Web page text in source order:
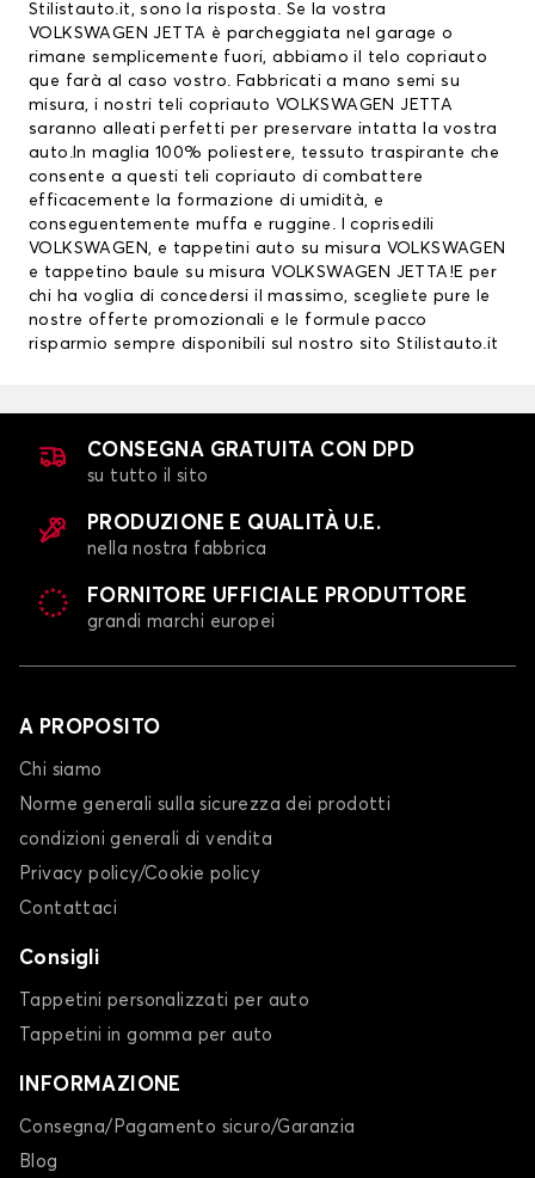
Stilistauto.it, sono la risposta. Se la vostra
VOLKSWAGEN JETTA è parcheggiata nel garage o
rimane semplicemente fuori, abbiamo il telo copriauto
que farà al caso vostro. Fabbricati a mano semi su
misura, i nostri teli copriauto VOLKSWAGEN JETTA
saranno alleati perfetti per preservare intatta la vostra
auto.In maglia 100% poliestere, tessuto traspirante che
consente a questi teli copriauto di combattere
efficacemente la formazione di umidità, e
conseguentemente muffa e ruggine. Icoprisedili
VOLKSWAGEN, e tappetini auto su misura VOLKSWAGEN
e tappetino baule su misura VOLKSWAGEN JETTA!E per
chi ha voglia di concedersi il massimo, scegliete pure le
nostre offerte promozionali e le formule pacco
risparmio sempre disponibili sul nostro sito Stilistauto.it
CONSEGNA GRATUITA CON DPD
su tutto il sito
PRODUZIONE E QUALITÀ U.E.
nella nostra fabbrica
FORNITORE UFFICIALE PRODUTTORE
grandi marchi europei
A PROPOSITO
Chi siamo
Norme generali sulla sicurezza dei prodotti
condizioni generali di vendita
Privacy policy/Cookie policy
Contattaci
Consigli
Tappetini personalizzati per auto
Tappetini in gomma per auto
INFORMAZIONE
Consegna/Pagamento sicuro/Garanzia
Blog